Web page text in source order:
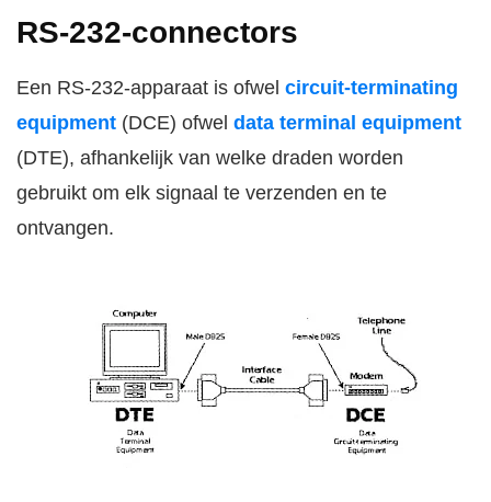
RS-232-connectors
Een RS-232-apparaat is ofwel circuit-terminating
equipment (DCE) ofwel data terminal equipment
(DTE), afhankelijk van welke draden worden
gebruikt om elk signaal te verzenden en te
ontvangen.